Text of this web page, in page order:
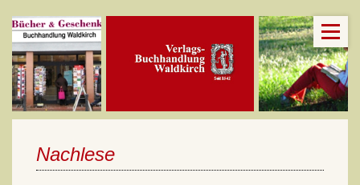
Nachlese